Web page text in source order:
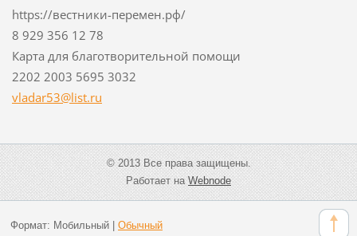
https://вестники-перемен.рф/
8 929 356 12 78
Карта для благотворительной помощи
2202 2003 5695 3032
vladar53@list.ru
© 2013 Все права защищены.
Работает наWebnode
Формат: Мобильный| Обычный